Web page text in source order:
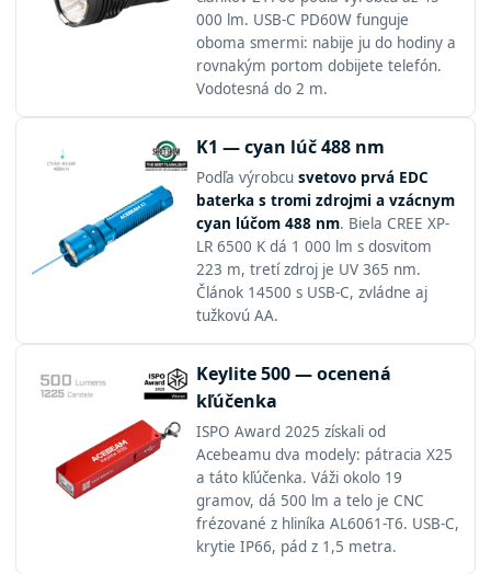
000 lm. USB-C PD60W funguje
oboma smermi: nabije ju do hodiny a
rovnakým portom dobijete telefón.
Vodotesná do 2 m.
K1 — cyan lúč 488 nm
Podľa výrobcu svetovo prvá EDC
baterka s tromi zdrojmi a vzácnym
cyan lúčom 488 nm. Biela CREE XP-
LR 6500 K dá 1 000 lm s dosvitom
223 m, tretí zdroj je UV 365 nm.
Článok 14500 s USB-C, zvládne aj
tužkovú AA.
Keylite 500 — ocenená
kľúčenka
ISPO Award 2025 získali od
Acebeamu dva modely: pátracia X25
a táto kľúčenka. Váži okolo 19
gramov, dá 500 lm a telo je CNC
frézované z hliníka AL6061-T6. USB-C,
krytie IP66, pád z 1,5 metra.